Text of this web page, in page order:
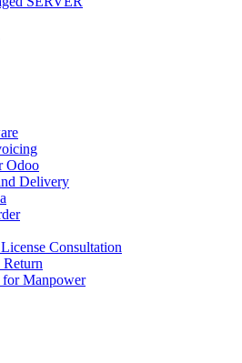
Odoo
Delivery
Consultation
for Manpower